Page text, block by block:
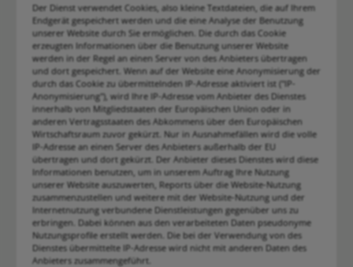
Der Dienst verwendet Cookies, also kleine Textdateien, die auf Ihrem
Endgerät gespeichert werden und die eine Analyse der Benutzung
unserer Website durch Sie ermöglichen. Die durch das Cookie
erzeugten Informationen über die Benutzung unserer Website
werden in der Regel an einen Server von des Anbieters übertragen
und dort gespeichert. Wenn auf der Website eine Anonymisierung der
durch das Cookie zu übermittelnden IP-Adresse aktiviert ist ("IP-
Anonymisierung"), wird Ihre IP-Adresse vom Anbieter des Dienstes
innerhalb von Mitgliedstaaten der Europäischen Union oder in
anderen Vertragsstaaten des Abkommens über den Europäischen
Wirtschaftsraum zuvor gekürzt. Nur in Ausnahmefällen wird die volle
IP-Adresse an einen Server des Anbieters außerhalb der EU
übertragen und dort gekürzt. Der Anbieter dieses Dienstes wird diese
Informationen benutzen, um in unserem Auftrag Ihre Nutzung
unserer Website auszuwerten, Reports über die Website-Nutzung
zusammenzustellen und weitere mit der Website-Nutzung und der
Internetnutzung verbundene Dienstleistungen gegenüber uns zu
erbringen. Dabei können aus den verarbeiteten Daten pseudonyme
Nutzungsprofile erstellt werden. Die bei der Verwendung von des
Dienstes übermittelte IP-Adresse wird nicht mit anderen Daten des
Anbieters zusammengeführt.